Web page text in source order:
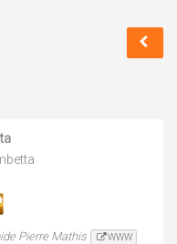
Pierre Mathis WWW